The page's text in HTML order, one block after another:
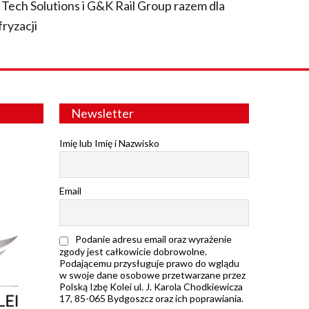
Tech Solutions i G&K Rail Group razem dla
Newsletter
Imię lub Imię i Nazwisko
Email
Podanie adresu email oraz wyrażenie
zgody jest całkowicie dobrowolne.
Podającemu przysługuje prawo do wglądu
w swoje dane osobowe przetwarzane przez
Polską Izbę Kolei ul. J. Karola Chodkiewicza
17, 85-065 Bydgoszcz oraz ich poprawiania.